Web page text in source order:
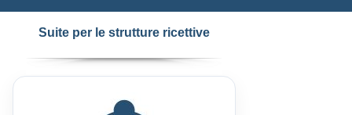
Suite per le strutture ricettive